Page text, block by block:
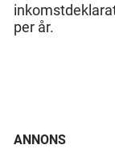
per år.
ANNONS